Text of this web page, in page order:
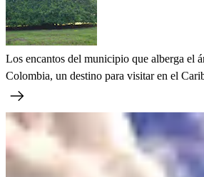
Los encantos del municipio que alberga el
Colombia, un destino para visitar en el